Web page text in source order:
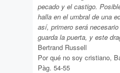
pecado y el castigo.
halla en el umbral de una
así, primero será
guarda la puerta, y este
Bertrand Russell
Por qué no soy cristiano,
Pàg. 54-55